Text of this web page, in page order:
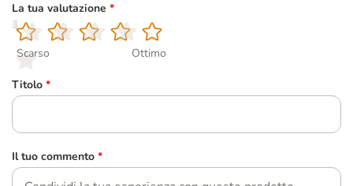
La tua valutazione *
1
Scarso
2
3
4
5
Ottimo
Titolo *
Il tuo commento *